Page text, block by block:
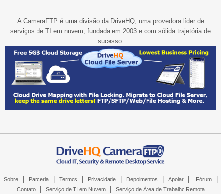
A CameraFTP é uma divisão da DriveHQ, uma provedora líder de
serviços de TI em nuvem, fundada em 2003 e com sólida trajetória de
sucesso.
Sobre | Parceria | Termos | Privacidade | Depoimentos | Apoiar | Fórum |
Contato | Serviço de TI em Nuvem | Serviço de Área de Trabalho Remota